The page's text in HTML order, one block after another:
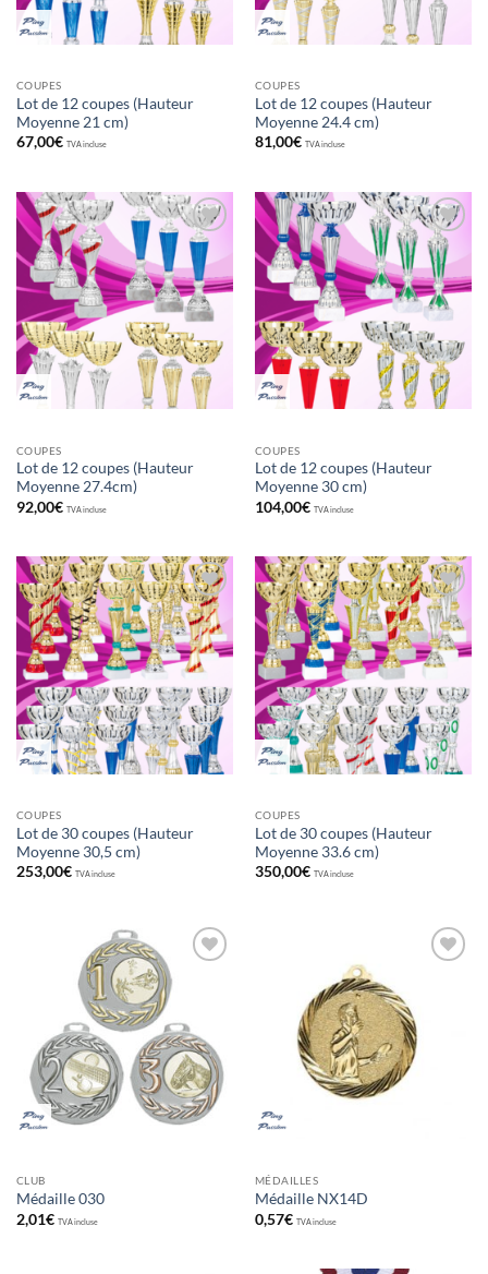
COUPES
Lot de 12 coupes (Hauteur
Moyenne 21 cm)
67,00€ TVA incluse
COUPES
Lot de 12 coupes (Hauteur
Moyenne 24.4 cm)
81,00€ TVA incluse
Ajouter
aux
souhaits
COUPES
Lot de 12 coupes (Hauteur
Moyenne 27.4cm)
92,00€ TVA incluse
Ajouter
aux
souhaits
COUPES
Lot de 12 coupes (Hauteur
Moyenne 30 cm)
104,00€ TVA incluse
Ajouter
aux
souhaits
COUPES
Lot de 30 coupes (Hauteur
Moyenne 30,5 cm)
253,00€ TVA incluse
Ajouter
aux
souhaits
COUPES
Lot de 30 coupes (Hauteur
Moyenne 33.6 cm)
350,00€ TVA incluse
CLUB
Médaille 030
2,01€ TVA incluse
MÉDAILLES
Médaille NX14D
0,57€ TVA incluse